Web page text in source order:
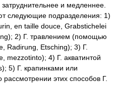
и медленнее.
следующие подразделения: 1)
en taille douce, Grabstichelei
2) Г. травлением (помощью
Radirung, Etsching); 3) Г.
mezzotinto); 4) Г. акватинтой
5) Г. крапинками или
этих способов Г.